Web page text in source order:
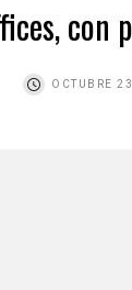
con
OCTUBRE